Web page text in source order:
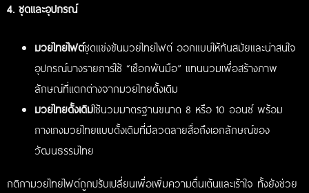
4. ชุดและอุปกรณ์
มวยไทยไฟต์ชุดแข่งขันมวยไทยไฟต์ ออกแบบให้ทันสมัยและน่าสนใจ
อุปกรณ์บางรายการใช้ “เชือกพันมือ” แทนนวมเพื่อสร้างภาพ
ลักษณ์ที่แตกต่างจากมวยไทยดั้งเดิม
มวยไทยดั้งเดิมใช้นวมมาตรฐานขนาด 8 หรือ 10 ออนซ์ พร้อม
กางเกงมวยไทยแบบดั้งเดิมที่มีลวดลายสื่อถึงเอกลักษณ์ของ
วัฒนธรรมไทย
กติกามวยไทยไฟต์ถูกปรับเปลี่ยนเพื่อเพิ่มความตื่นเต้นและเร้าใจ ทั้งยังช่วย